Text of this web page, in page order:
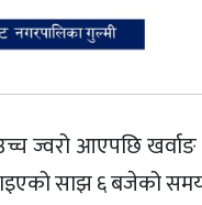
ज्वरो आएपछि
साझ ६ बजेको